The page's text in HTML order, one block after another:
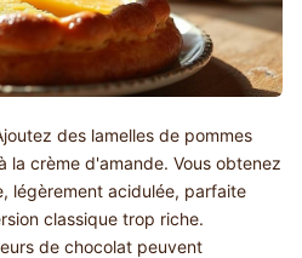
des lamelles de pommes
la crème d'amande. Vous obtenez
légèrement acidulée, parfaite
classique trop riche.
de chocolat peuvent